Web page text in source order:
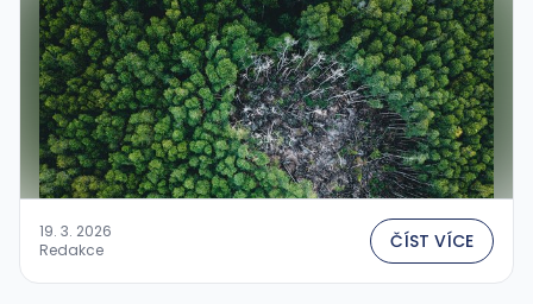
19. 3. 2026
Redakce
ČÍST VÍCE